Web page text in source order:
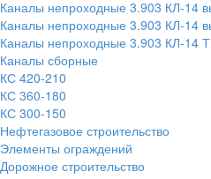
Каналы непроходные 3.903 КЛ-14
Каналы непроходные 3.903 КЛ-14
Каналы непроходные 3.903 КЛ-14
Каналы сборные
КС 420-210
КС 360-180
КС 300-150
Нефтегазовое строительство
Элементы ограждений
Дорожное строительство